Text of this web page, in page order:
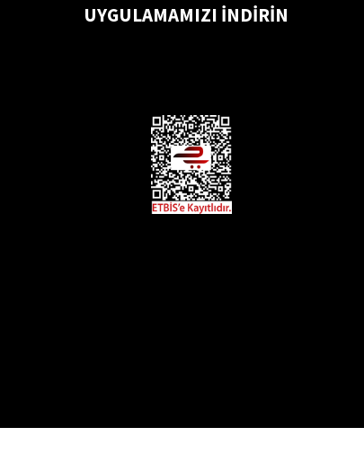
UYGULAMAMIZI İNDİRİN